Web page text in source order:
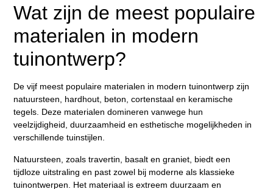
Wat zijn de meest populaire
materialen in modern
tuinontwerp?
De vijf meest populaire materialen in modern tuinontwerp zijn
natuursteen, hardhout, beton, cortenstaal en keramische
tegels. Deze materialen domineren vanwege hun
veelzijdigheid, duurzaamheid en esthetische mogelijkheden in
verschillende tuinstijlen.
Natuursteen, zoals travertin, basalt en graniet, biedt een
tijdloze uitstraling en past zowel bij moderne als klassieke
tuinontwerpen. Het materiaal is extreem duurzaam en